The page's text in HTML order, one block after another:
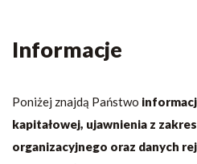
Informacje
Poniżej znajdą Państwo
kapitałowej, ujawnienia z
organizacyjnego oraz danych